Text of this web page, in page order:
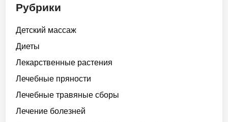
Рубрики
Детский массаж
Диеты
Лекарственные растения
Лечебные пряности
Лечебные травяные сборы
Лечение болезней